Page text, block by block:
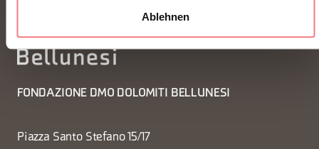
Ablehnen
FONDAZIONE DMO DOLOMITI BELLUNESI
Piazza Santo Stefano 15/17